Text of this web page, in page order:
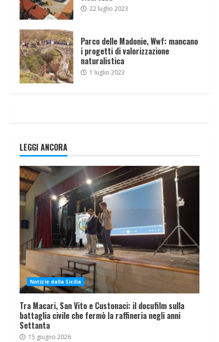
22 luglio 2023
Parco delle Madonie, Wwf: mancano
i progetti di valorizzazione
naturalistica
1 luglio 2023
LEGGI ANCORA
Notizie dalla Sicilia
Tra Macari, San Vito e Custonaci: il docufilm sulla
battaglia civile che fermò la raffineria negli anni
Settanta
15 giugno 2026